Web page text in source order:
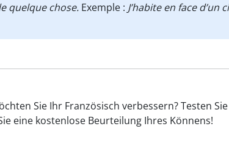
quelque chose. Exemple : J’habite en face
Sie Ihr Französisch verbessern? Testen
eine kostenlose Beurteilung Ihres Könnens!